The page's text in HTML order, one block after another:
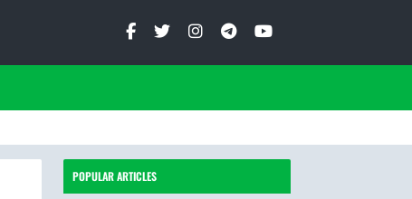
POPULAR ARTICLES